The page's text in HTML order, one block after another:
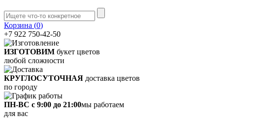
Корзина (0)
+7 922 750-42-50
ИЗГОТОВИМ букет цветов
любой сложности
КРУГЛОСУТОЧНАЯ доставка цветов
по городу
ПН-ВС с 9:00 до 21:00мы работаем
для вас